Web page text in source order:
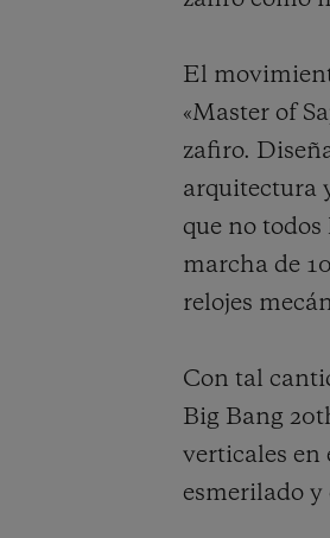
El
«Master of
zafiro.
arquitectura
que no
marcha de
relojes
Con tal
Big Bang
verticales en
esmerilado y